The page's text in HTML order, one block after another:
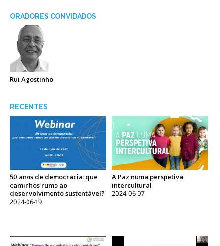
ORADORES CONVIDADOS
Rui Agostinho
RECENTES
50 anos de democracia: que
caminhos rumo ao
desenvolvimento sustentável?
2024-06-19
A Paz numa perspetiva
intercultural
2024-06-07